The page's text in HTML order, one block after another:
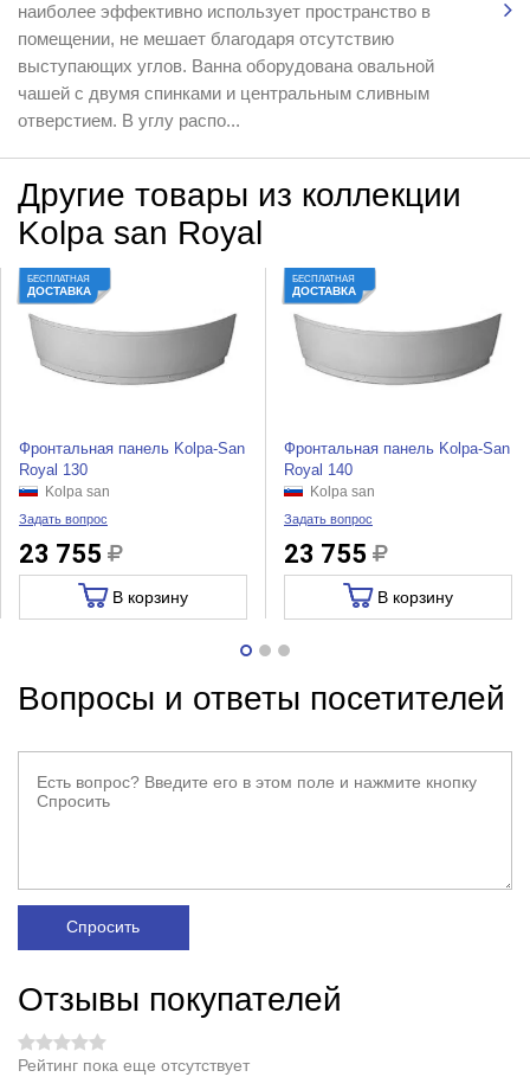
наиболее эффективно использует пространство в
помещении, не мешает благодаря отсутствию
выступающих углов. Ванна оборудована овальной
чашей с двумя спинками и центральным сливным
отверстием. В углу распо...
Другие товары из коллекции
Kolpa san Royal
БЕСПЛАТНАЯ
ДОСТАВКА
Фронтальная панель Kolpa-San
Royal 130
Kolpa san
Задать вопрос
23 755
В корзину
БЕСПЛАТНАЯ
ДОСТАВКА
Фронтальная панель Kolpa-San
Royal 140
Kolpa san
Задать вопрос
23 755
В корзину
Вопросы и ответы посетителей
Спросить
Отзывы покупателей
Рейтинг пока еще отсутствует